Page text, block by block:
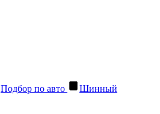
Подбор по авто
Шинный